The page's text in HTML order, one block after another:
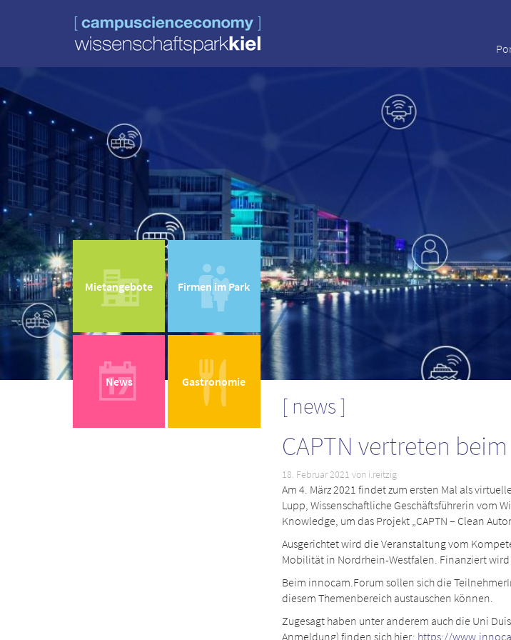
Mietangebote Firmen im Park
News Gastronomie
news
CAPTN vertreten
18. Februar 2021 von i.reitzig
Am 4. März 2021 findet zum ersten Mal als
Lupp, Wissenschaftliche Geschäftsführerin vom
Knowledge, um das Projekt „CAPTN – Clean
Ausgerichtet wird die Veranstaltung vom
Mobilität in Nordrhein-Westfalen. Finanziert
Beim innocam.Forum sollen sich die
diesem Themenbereich austauschen können.
Zugesagt haben unter anderem auch die Uni
Anmeldung) finden sich hier: https://